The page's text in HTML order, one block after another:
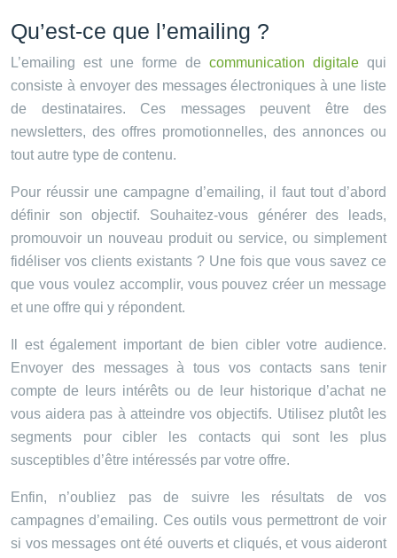
Qu’est-ce que l’emailing ?
L’emailing est une forme de communication digitale qui
consiste à envoyer des messages électroniques à une liste
de destinataires. Ces messages peuvent être des
newsletters, des offres promotionnelles, des annonces ou
tout autre type de contenu.
Pour réussir une campagne d’emailing, il faut tout d’abord
définir son objectif. Souhaitez-vous générer des leads,
promouvoir un nouveau produit ou service, ou simplement
fidéliser vos clients existants ? Une fois que vous savez ce
que vous voulez accomplir, vous pouvez créer un message
et une offre qui y répondent.
Il est également important de bien cibler votre audience.
Envoyer des messages à tous vos contacts sans tenir
compte de leurs intérêts ou de leur historique d’achat ne
vous aidera pas à atteindre vos objectifs. Utilisez plutôt les
segments pour cibler les contacts qui sont les plus
susceptibles d’être intéressés par votre offre.
Enfin, n’oubliez pas de suivre les résultats de vos
campagnes d’emailing. Ces outils vous permettront de voir
si vos messages ont été ouverts et cliqués, et vous aideront